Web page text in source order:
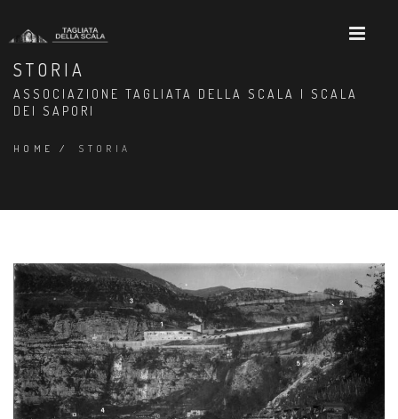
STORIA
ASSOCIAZIONE TAGLIATA DELLA SCALA | SCALA
DEI SAPORI
HOME /STORIA